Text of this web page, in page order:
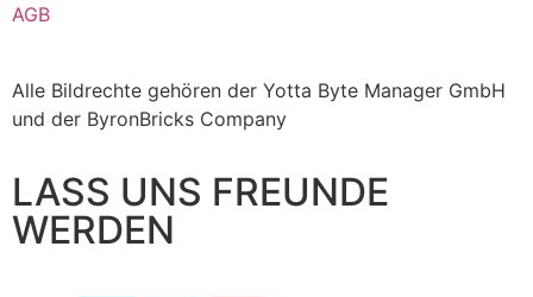
AGB
Alle Bildrechte gehören der Yotta Byte Manager GmbH
und der ByronBricks Company
LASS UNS FREUNDE
WERDEN